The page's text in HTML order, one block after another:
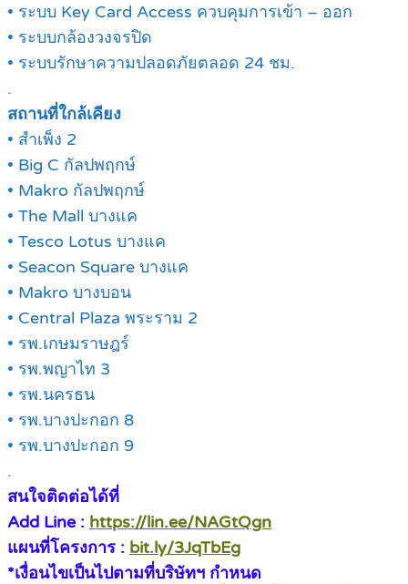
• ระบบ Key Card Access ควบคุมการเข้า – ออก
• ระบบกล้องวงจรปิด
• ระบบรักษาความปลอดภัยตลอด 24 ชม.
.
สถานที่ใกล้เคียง
• สำเพ็ง 2
• Big C กัลปพฤกษ์
• Makro กัลปพฤกษ์
• The Mall บางแค
• Tesco Lotus บางแค
• Seacon Square บางแค
• Makro บางบอน
• Central Plaza พระราม 2
• รพ.เกษมราษฎร์
• รพ.พญาไท 3
• รพ.นครธน
• รพ.บางปะกอก 8
• รพ.บางปะกอก 9
.
สนใจติดต่อได้ที่
Add Line : https://lin.ee/NAGtQgn
แผนที่โครงการ : bit.ly/3JqTbEg
*เงื่อนไขเป็นไปตามที่บริษัทฯ กำหนด